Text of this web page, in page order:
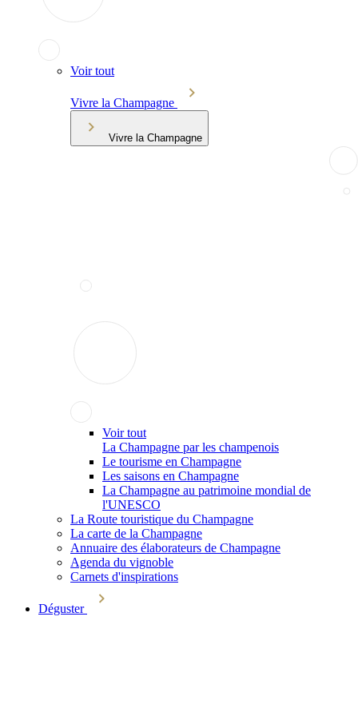
Voir tout
Vivre la Champagne
Vivre la Champagne
Voir tout
La Champagne par les champenois
Le tourisme en Champagne
Les saisons en Champagne
La Champagne au patrimoine mondial de
l'UNESCO
La Route touristique du Champagne
La carte de la Champagne
Annuaire des élaborateurs de Champagne
Agenda du vignoble
Carnets d'inspirations
Déguster